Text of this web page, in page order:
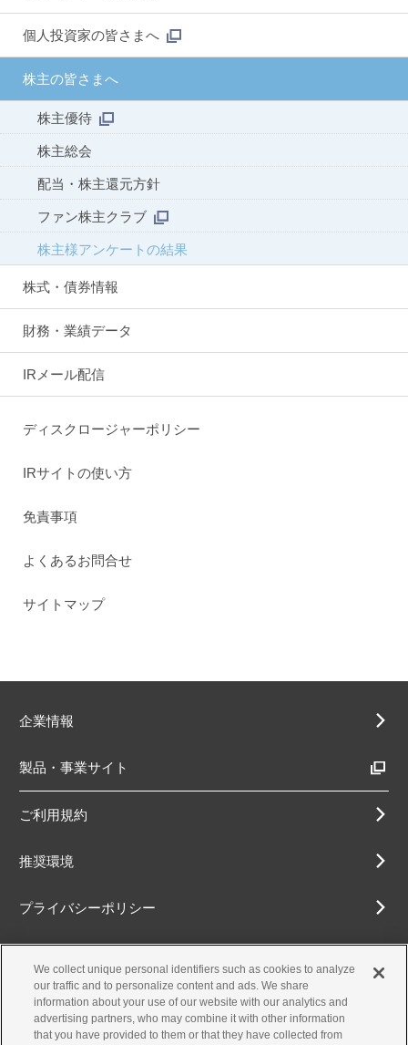
個人投資家の皆さまへ
株主の皆さまへ
株主優待
株主総会
配当・株主還元方針
ファン株主クラブ
株主様アンケートの結果
株式・債券情報
財務・業績データ
IRメール配信
ディスクロージャーポリシー
IRサイトの使い方
免責事項
よくあるお問合せ
サイトマップ
企業情報
製品・事業サイト
ご利用規約
推奨環境
プライバシーポリシー
アクセシビリティ方針
We collect unique personal identifiers such as cookies to analyze
our traffic and to personalize content and ads. We share
information about your use of our website with our analytics and
advertising partners, who may combine it with other information
that you have provided to them or that they have collected from